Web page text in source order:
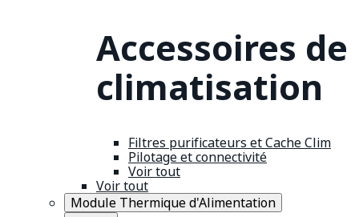
Accessoires de
climatisation
Filtres purificateurs et Cache Clim
Pilotage et connectivité
Voir tout
Voir tout
Module Thermique d'Alimentation